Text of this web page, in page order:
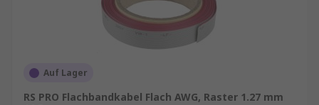
Auf Lager
RS PRO Flachbandkabel Flach AWG, Raster 1.27 mm